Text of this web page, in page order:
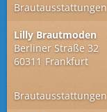
Brautausstattungen
Lilly Brautmoden
Berliner Straße 32
60311 Frankfurt
Brautausstattungen